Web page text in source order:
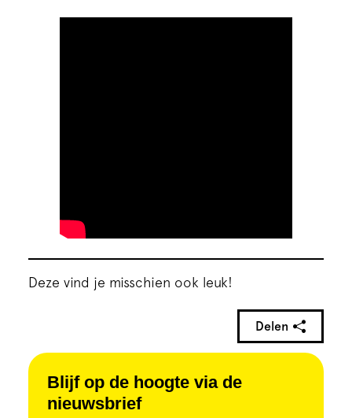
Blijf op de hoogte via de
nieuwsbrief
Deze vind je misschien ook leuk!
Delen